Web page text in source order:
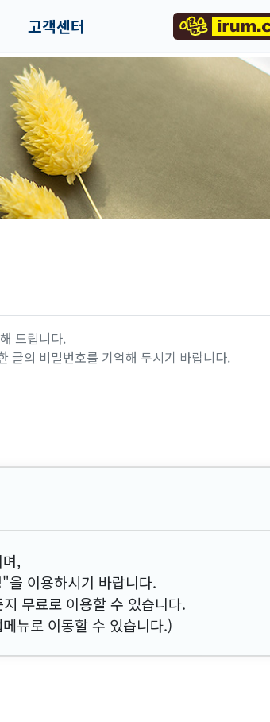
고객센터
드립니다.
글의 비밀번호를 기억해 두시기 바랍니다.
,
이용하시기 바랍니다.
무료로 이용할 수 있습니다.
뉴로 이동할 수 있습니다.)